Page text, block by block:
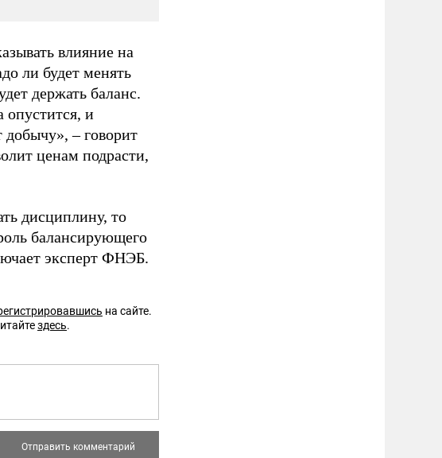
влияние на
ли будет менять
держать баланс.
опустится, и
– говорит
ценам подрасти,
дисциплину, то
балансирующего
эксперт ФНЭБ.
на сайте.
здесь.